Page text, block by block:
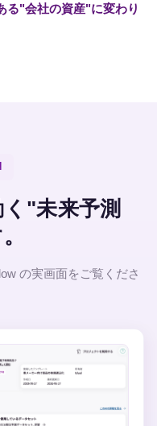
る"会社の資産"に変わり
"未来予測
の実画面をご覧くださ